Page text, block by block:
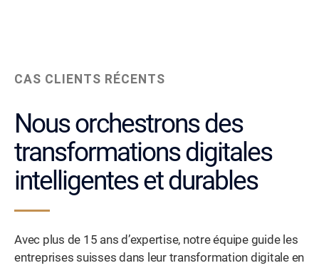
CAS CLIENTS RÉCENTS
Nous orchestrons des
transformations digitales
intelligentes et durables
Avec plus de 15 ans d’expertise, notre équipe guide les
entreprises suisses dans leur transformation digitale en